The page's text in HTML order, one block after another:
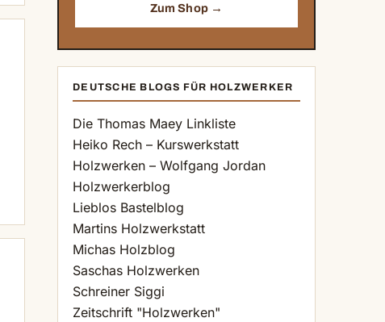
Zum Shop →
DEUTSCHE BLOGS FÜR HOLZWERKER
Die Thomas Maey Linkliste
Heiko Rech – Kurswerkstatt
Holzwerken – Wolfgang Jordan
Holzwerkerblog
Lieblos Bastelblog
Martins Holzwerkstatt
Michas Holzblog
Saschas Holzwerken
Schreiner Siggi
Zeitschrift "Holzwerken"